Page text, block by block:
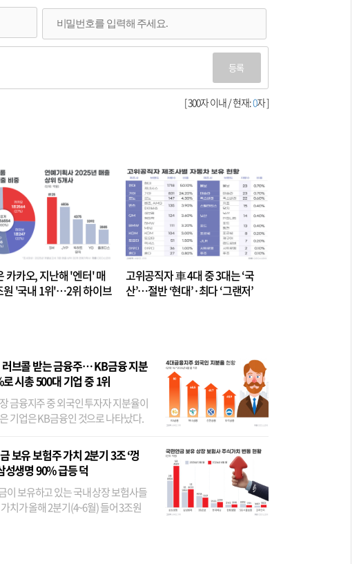
등록
[ 300자 이내 / 현재:0자 ]
카카오, 지난해 '엔터' 매
원 '국내 1위'…2위 하이브
고위공직자 車 4대 중 3대는 ‘국
산’…절반 ‘현대’·최다 ‘그랜저’
브콜 받는 금융주… KB금융 지분
시총 500대 기업 중 1위
금융지주 중 외국인 투자자 지분율이
기업은 KB금융인 것으로 나타났다.
. 특히 KB금융은 지난달 말 기준 해외
자 지분율이...
보유 보험주 가치 2분기 3조 ‘껑
성생명 90% 급등 덕
이 보유하고 있는 국내 상장 보험사들
치가 올해 2분기(4~6월) 들어 3조원